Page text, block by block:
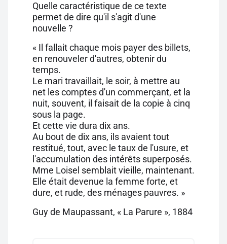
Quelle caractéristique de ce texte
permet de dire qu'il s'agit d'une
nouvelle ?
« Il fallait chaque mois payer des billets,
en renouveler d'autres, obtenir du
temps.
Le mari travaillait, le soir, à mettre au
net les comptes d'un commerçant, et la
nuit, souvent, il faisait de la copie à cinq
sous la page.
Et cette vie dura dix ans.
Au bout de dix ans, ils avaient tout
restitué, tout, avec le taux de l'usure, et
l'accumulation des intérêts superposés.
Mme Loisel semblait vieille, maintenant.
Elle était devenue la femme forte, et
dure, et rude, des ménages pauvres. »
Guy de Maupassant, « La Parure », 1884